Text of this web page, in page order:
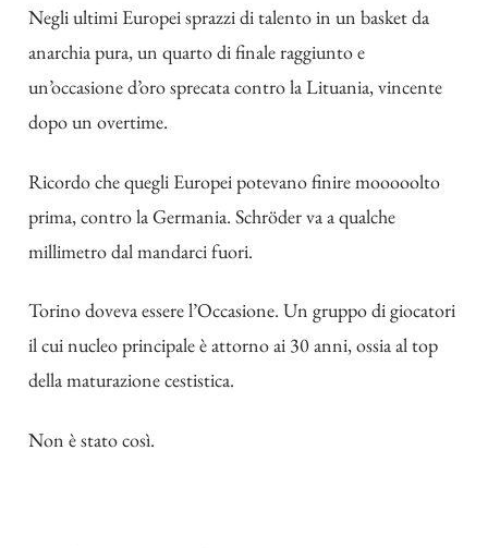
Negli ultimi Europei sprazzi di talento in un basket da
anarchia pura, un quarto di finale raggiunto e
un’occasione d’oro sprecata contro la Lituania, vincente
dopo un overtime.
Ricordo che quegli Europei potevano finire mooooolto
prima, contro la Germania. Schröder va a qualche
millimetro dal mandarci fuori.
Torino doveva essere l’Occasione. Un gruppo di giocatori
il cui nucleo principale è attorno ai 30 anni, ossia al top
della maturazione cestistica.
Non è stato così.